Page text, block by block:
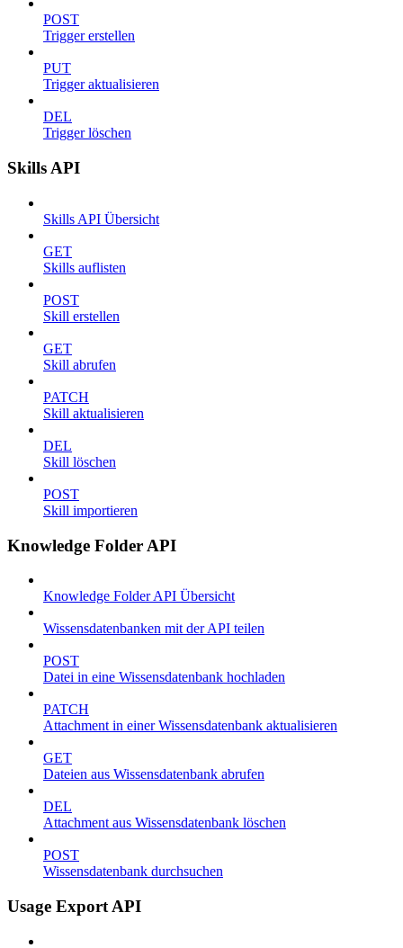
POST
Trigger erstellen
PUT
Trigger aktualisieren
DEL
Trigger löschen
Skills API
Skills API Übersicht
GET
Skills auflisten
POST
Skill erstellen
GET
Skill abrufen
PATCH
Skill aktualisieren
DEL
Skill löschen
POST
Skill importieren
Knowledge Folder API
Knowledge Folder API Übersicht
Wissensdatenbanken mit der API teilen
POST
Datei in eine Wissensdatenbank hochladen
PATCH
Attachment in einer Wissensdatenbank aktualisieren
GET
Dateien aus Wissensdatenbank abrufen
DEL
Attachment aus Wissensdatenbank löschen
POST
Wissensdatenbank durchsuchen
Usage Export API